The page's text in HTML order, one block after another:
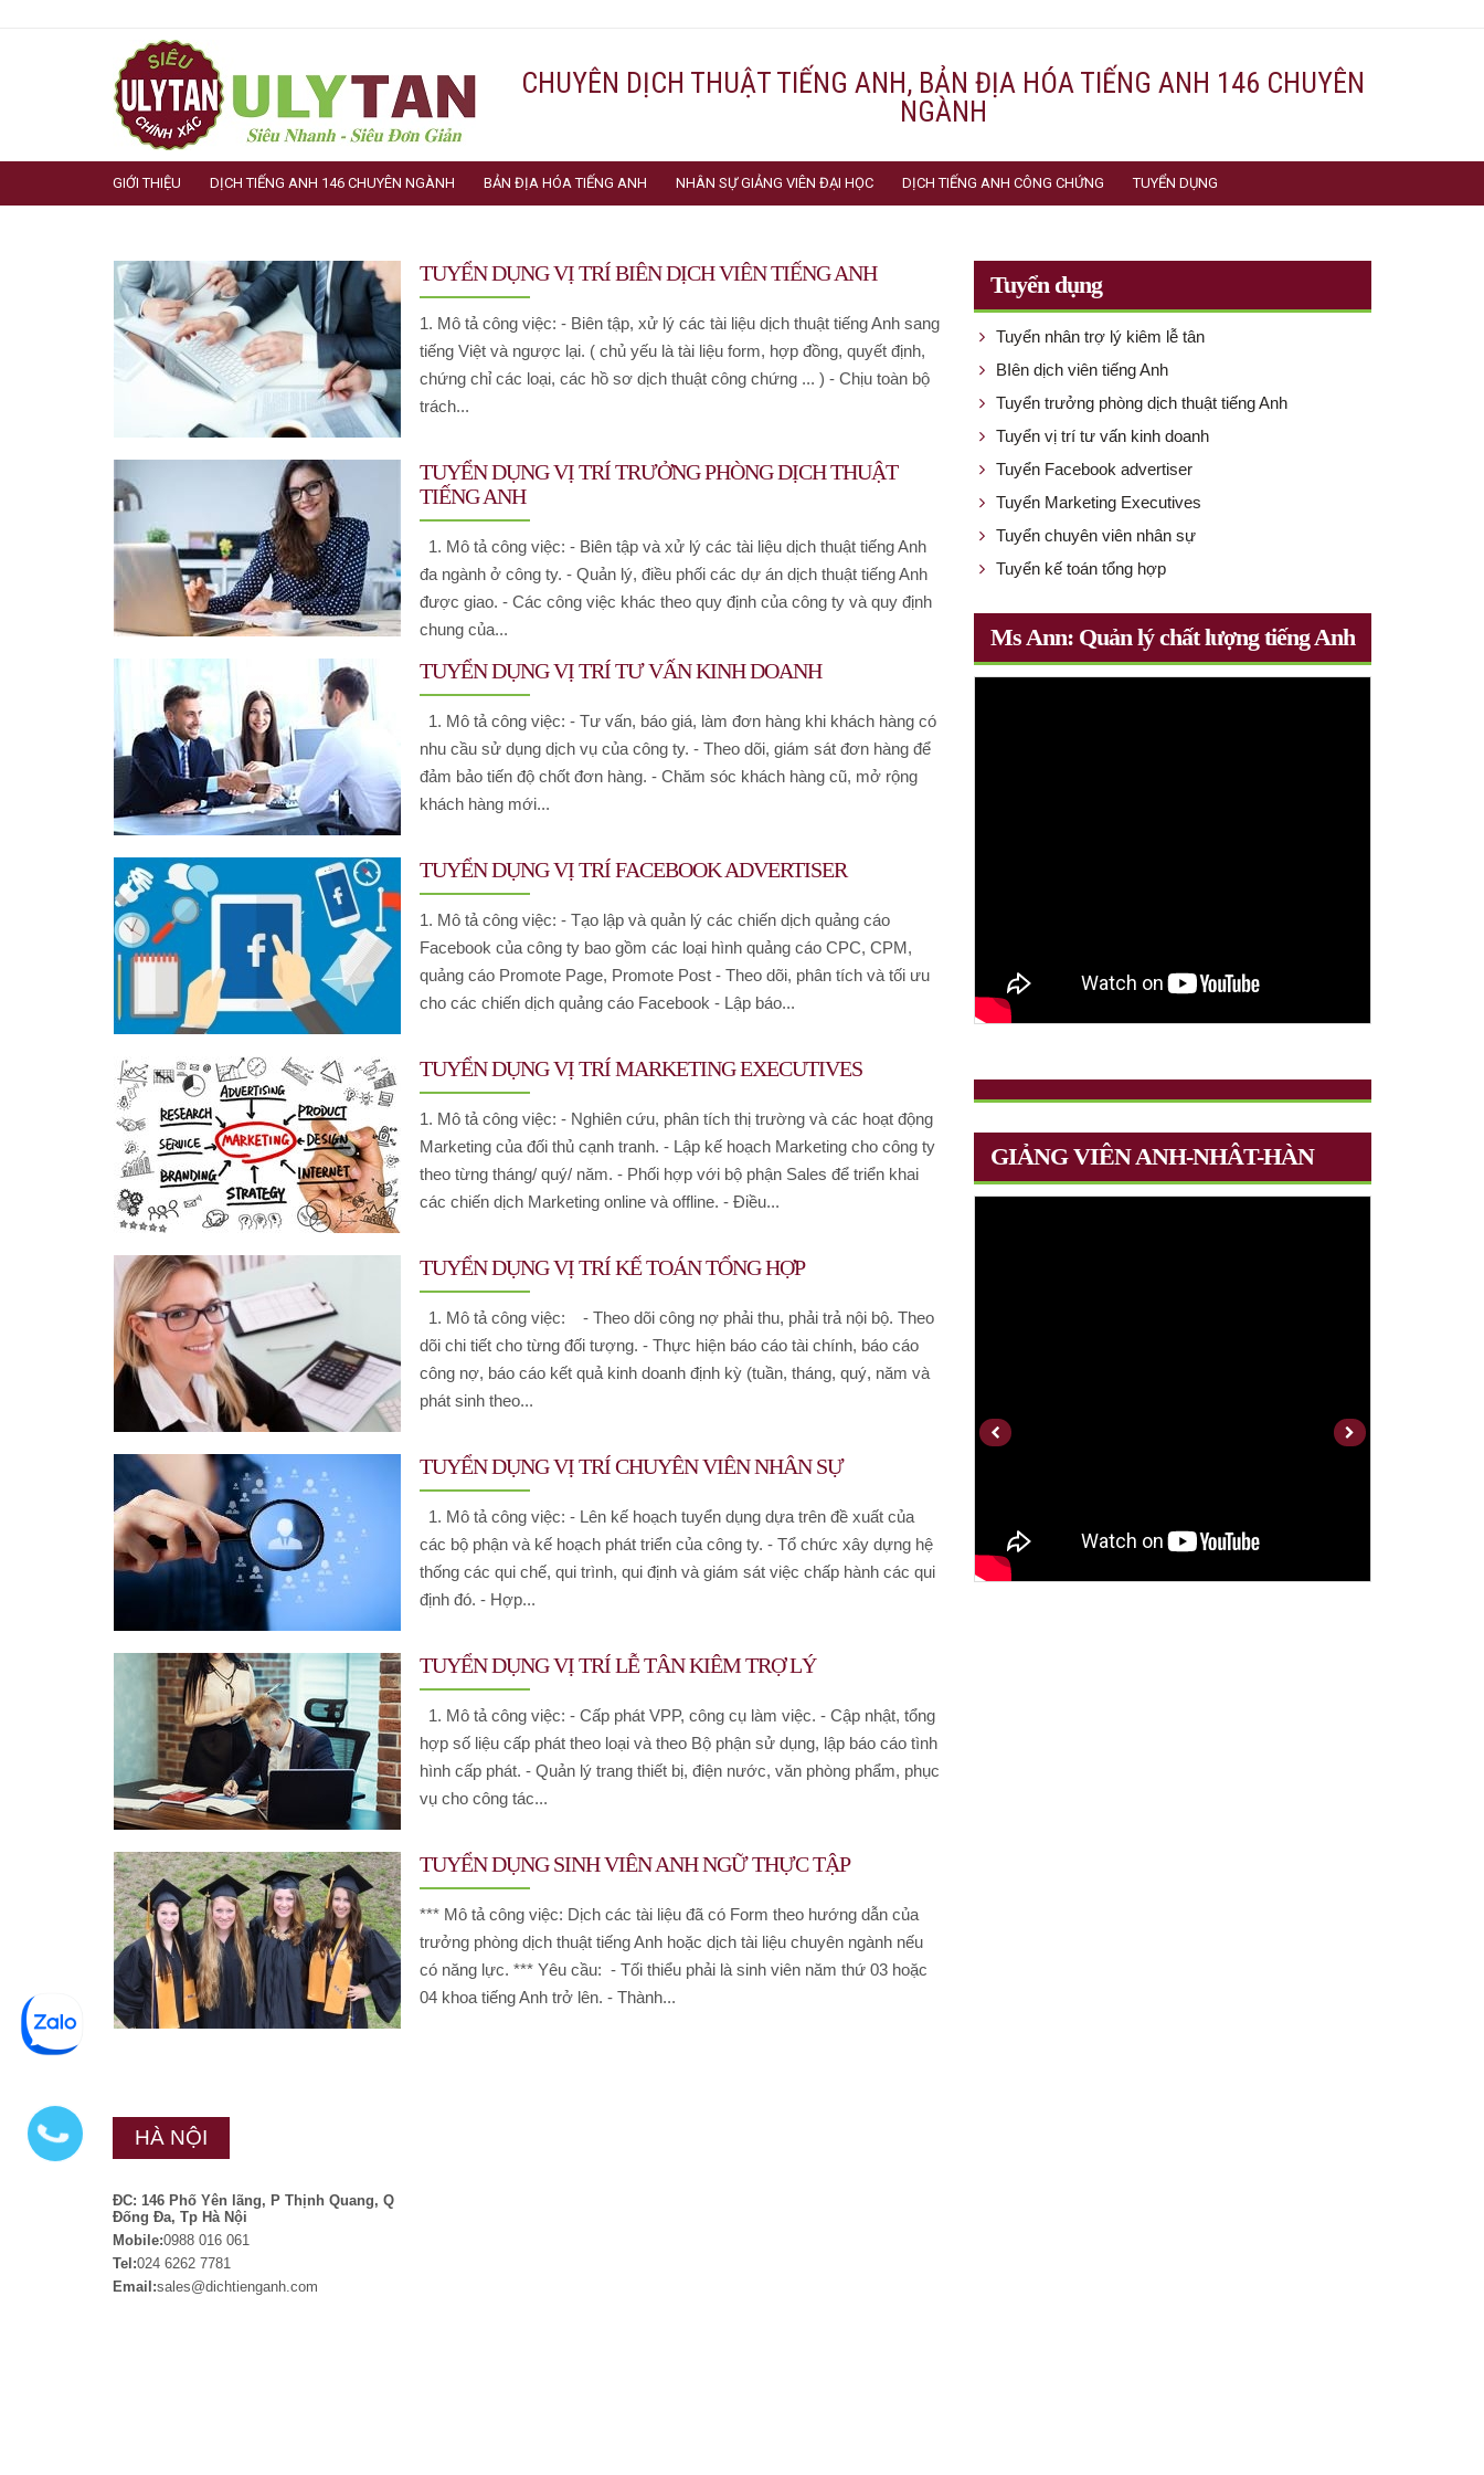
CHUYÊN DỊCH THUẬT TIẾNG ANH, BẢN ĐỊA HÓA TIẾNG ANH 146 CHUYÊN
NGÀNH
GIỚI THIỆU DỊCH TIẾNG ANH 146 CHUYÊN NGÀNH BẢN ĐỊA HÓA TIẾNG ANH NHÂN SỰ GIẢNG VIÊN ĐẠI HỌC DỊCH TIẾNG ANH CÔNG CHỨNG TUYỂN DỤNG
TUYỂN DỤNG VỊ TRÍ BIÊN DỊCH VIÊN TIẾNG ANH
1. Mô tả công việc: - Biên tập, xử lý các tài liệu dịch thuật tiếng Anh sang
tiếng Việt và ngược lại. ( chủ yếu là tài liệu form, hợp đồng, quyết định,
chứng chỉ các loại, các hồ sơ dịch thuật công chứng ... ) - Chịu toàn bộ
trách...
TUYỂN DỤNG VỊ TRÍ TRƯỞNG PHÒNG DỊCH THUẬT
TIẾNG ANH
1. Mô tả công việc: - Biên tập và xử lý các tài liệu dịch thuật tiếng Anh
đa ngành ở công ty. - Quản lý, điều phối các dự án dịch thuật tiếng Anh
được giao. - Các công việc khác theo quy định của công ty và quy định
chung của...
TUYỂN DỤNG VỊ TRÍ TƯ VẤN KINH DOANH
1. Mô tả công việc: - Tư vấn, báo giá, làm đơn hàng khi khách hàng có
nhu cầu sử dụng dịch vụ của công ty. - Theo dõi, giám sát đơn hàng để
đảm bảo tiến độ chốt đơn hàng. - Chăm sóc khách hàng cũ, mở rộng
khách hàng mới...
TUYỂN DỤNG VỊ TRÍ FACEBOOK ADVERTISER
1. Mô tả công việc: - Tạo lập và quản lý các chiến dịch quảng cáo
Facebook của công ty bao gồm các loại hình quảng cáo CPC, CPM,
quảng cáo Promote Page, Promote Post - Theo dõi, phân tích và tối ưu
cho các chiến dịch quảng cáo Facebook - Lập báo...
TUYỂN DỤNG VỊ TRÍ MARKETING EXECUTIVES
1. Mô tả công việc: - Nghiên cứu, phân tích thị trường và các hoạt động
Marketing của đối thủ cạnh tranh. - Lập kế hoạch Marketing cho công ty
theo từng tháng/ quý/ năm. - Phối hợp với bộ phận Sales để triển khai
các chiến dịch Marketing online và offline. - Điều...
TUYỂN DỤNG VỊ TRÍ KẾ TOÁN TỔNG HỢP
1. Mô tả công việc: - Theo dõi công nợ phải thu, phải trả nội bộ. Theo
dõi chi tiết cho từng đối tượng. - Thực hiện báo cáo tài chính, báo cáo
công nợ, báo cáo kết quả kinh doanh định kỳ (tuần, tháng, quý, năm và
phát sinh theo...
TUYỂN DỤNG VỊ TRÍ CHUYÊN VIÊN NHÂN SỰ
1. Mô tả công việc: - Lên kế hoạch tuyển dụng dựa trên đề xuất của
các bộ phận và kế hoạch phát triển của công ty. - Tổ chức xây dựng hệ
thống các qui chế, qui trình, qui định và giám sát việc chấp hành các qui
định đó. - Hợp...
TUYỂN DỤNG VỊ TRÍ LỄ TÂN KIÊM TRỢ LÝ
1. Mô tả công việc: - Cấp phát VPP, công cụ làm việc. - Cập nhật, tổng
hợp số liệu cấp phát theo loại và theo Bộ phận sử dụng, lập báo cáo tình
hình cấp phát. - Quản lý trang thiết bị, điện nước, văn phòng phẩm, phục
vụ cho công tác...
TUYỂN DỤNG SINH VIÊN ANH NGỮ THỰC TẬP
*** Mô tả công việc: Dịch các tài liệu đã có Form theo hướng dẫn của
trưởng phòng dịch thuật tiếng Anh hoặc dịch tài liệu chuyên ngành nếu
có năng lực. *** Yêu cầu: - Tối thiểu phải là sinh viên năm thứ 03 hoặc
04 khoa tiếng Anh trở lên. - Thành...
Tuyển dụng
Tuyển nhân trợ lý kiêm lễ tân
BIên dịch viên tiếng Anh
Tuyển trưởng phòng dịch thuật tiếng Anh
Tuyển vị trí tư vấn kinh doanh
Tuyển Facebook advertiser
Tuyển Marketing Executives
Tuyển chuyên viên nhân sự
Tuyển kế toán tổng hợp
Ms Ann: Quản lý chất lượng tiếng Anh
GIẢNG VIÊN ANH-NHÂT-HÀN
HÀ NỘI
ĐC: 146 Phố Yên lãng, P Thịnh Quang, Q
Đống Đa, Tp Hà Nội
Mobile:0988 016 061
Tel:024 6262 7781
Email:sales@dichtienganh.com